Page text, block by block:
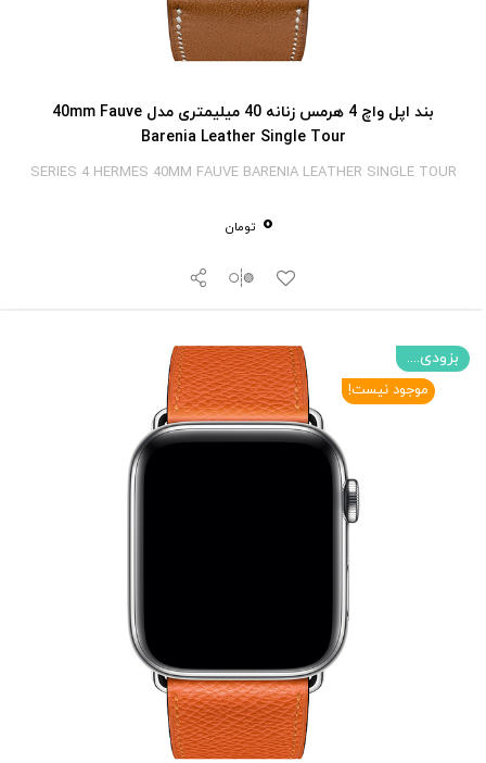
بند اپل واچ 4 هرمس زنانه 40 میلیمتری مدل 40mm Fauve
Barenia Leather Single Tour
SERIES 4 HERMES 40MM FAUVE BARENIA LEATHER SINGLE TOUR
0 تومان
بزودی....
موجود نیست!